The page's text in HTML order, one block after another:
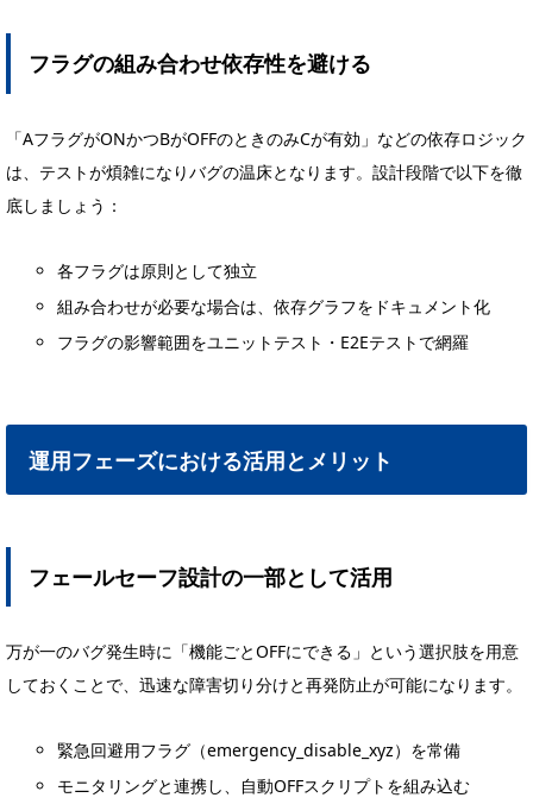
フラグの組み合わせ依存性を避ける
「AフラグがONかつBがOFFのときのみCが有効」などの依存ロジック
は、テストが煩雑になりバグの温床となります。設計段階で以下を徹
底しましょう：
各フラグは原則として独立
組み合わせが必要な場合は、依存グラフをドキュメント化
フラグの影響範囲をユニットテスト・E2Eテストで網羅
運用フェーズにおける活用とメリット
フェールセーフ設計の一部として活用
万が一のバグ発生時に「機能ごとOFFにできる」という選択肢を用意
しておくことで、迅速な障害切り分けと再発防止が可能になります。
緊急回避用フラグ（emergency_disable_xyz）を常備
モニタリングと連携し、自動OFFスクリプトを組み込む